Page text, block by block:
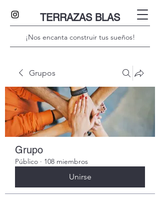
TERRAZAS BLAS
¡Nos encanta construir tus sueños!
Grupos
Grupo
Público · 108 miembros
Unirse